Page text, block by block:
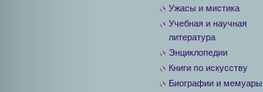
Ужасы и мистика
Учебная и научная
литература
Энциклопедии
Книги по искусству
Биографии и мемуары